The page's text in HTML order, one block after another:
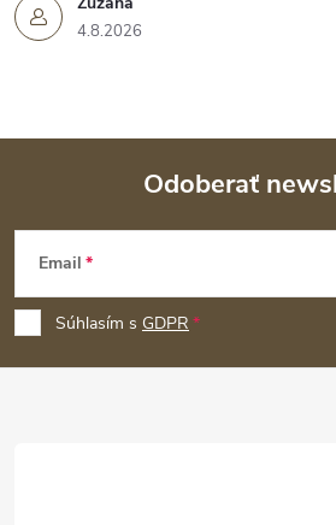
4.8.2026
Z
p
ä
Odoberať
Email
Súhlasím s GDPR